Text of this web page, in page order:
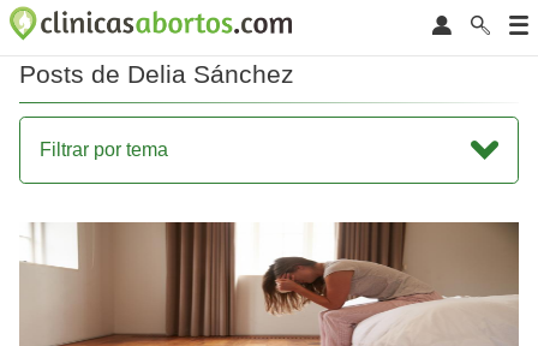
Posts de Delia Sánchez
Filtrar por tema